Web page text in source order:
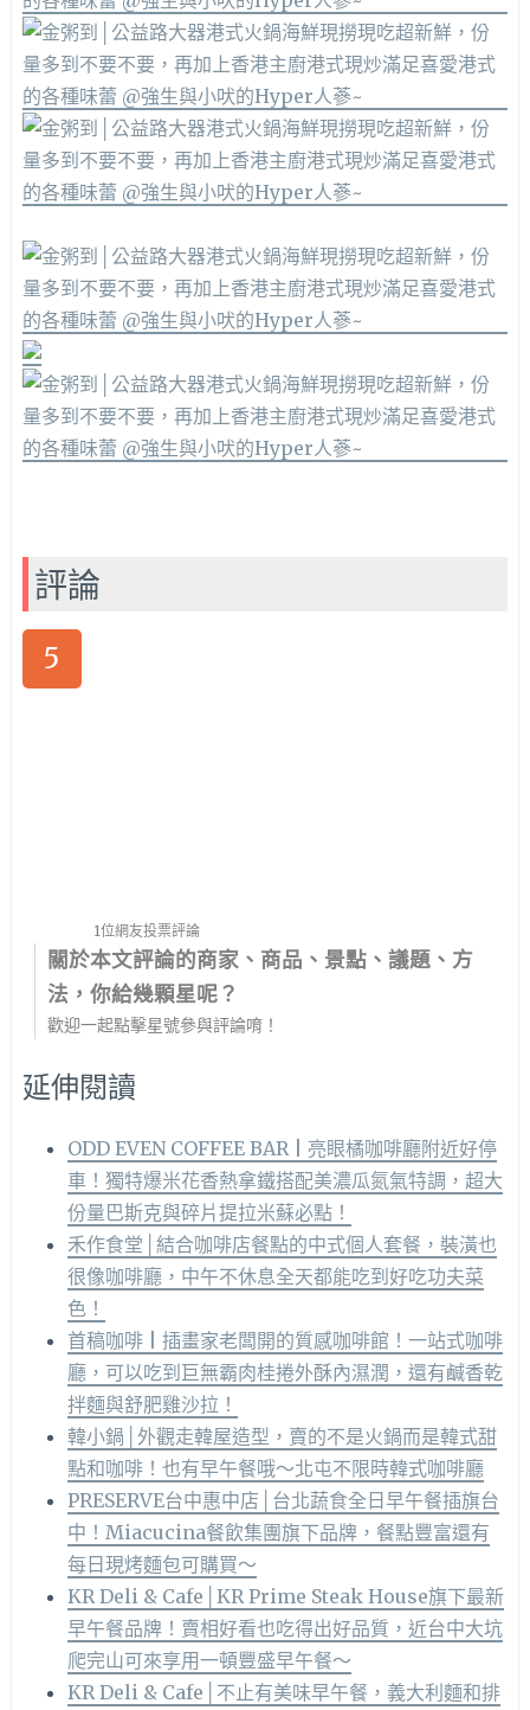
評論
5
1位網友投票評論
關於本文評論的商家、商品、景點、議題、方
法，你給幾顆星呢？
歡迎一起點擊星號參與評論唷！
延伸閱讀
ODD EVEN COFFEE BAR | 亮眼橘咖啡廳附近好停
車！獨特爆米花香熱拿鐵搭配美濃瓜氮氣特調，超大
份量巴斯克與碎片提拉米蘇必點！
禾作食堂│結合咖啡店餐點的中式個人套餐，裝潢也
很像咖啡廳，中午不休息全天都能吃到好吃功夫菜
色！
首稿咖啡 | 插畫家老闆開的質感咖啡館！一站式咖啡
廳，可以吃到巨無霸肉桂捲外酥內濕潤，還有鹹香乾
拌麵與舒肥雞沙拉！
韓小鍋│外觀走韓屋造型，賣的不是火鍋而是韓式甜
點和咖啡！也有早午餐哦～北屯不限時韓式咖啡廳
PRESERVE台中惠中店│台北蔬食全日早午餐插旗台
中！Miacucina餐飲集團旗下品牌，餐點豐富還有
每日現烤麵包可購買～
KR Deli & Cafe│KR Prime Steak House旗下最新
早午餐品牌！賣相好看也吃得出好品質，近台中大坑
爬完山可來享用一頓豐盛早午餐～
KR Deli & Cafe│不止有美味早午餐，義大利麵和排